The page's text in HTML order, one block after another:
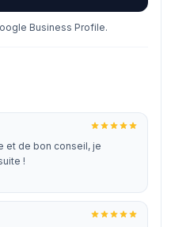
Business Profile.
et de bon conseil, je
!